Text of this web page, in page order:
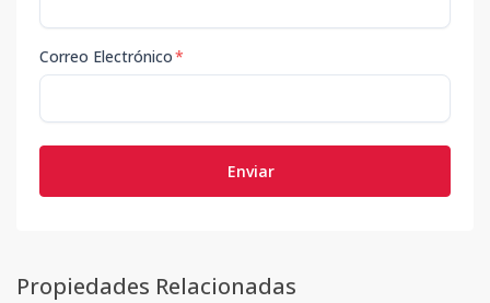
Correo Electrónico*
Enviar
Propiedades Relacionadas